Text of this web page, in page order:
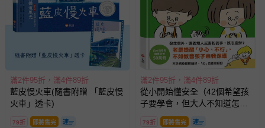
滿2件95折，滿4件89折
藍皮慢火車(隨書附贈 「藍皮慢
火車」透卡)
79折 即將售完
滿2件95折，滿4件89折
從小開始懂安全（42個希望孩
子要學會，但大人不知道怎麼
教的安全守則）
79折 即將售完